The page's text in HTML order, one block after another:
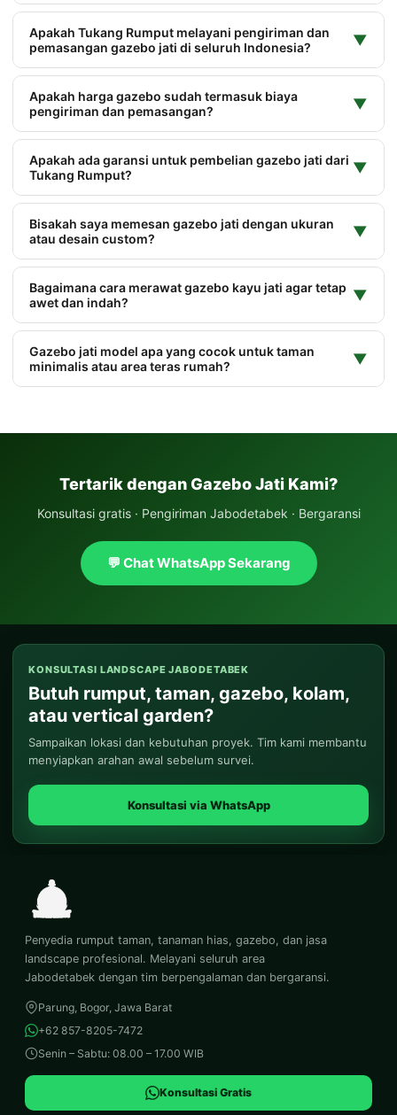
Apakah Tukang Rumput melayani pengiriman dan
pemasangan gazebo jati di seluruh Indonesia?
▼
Apakah harga gazebo sudah termasuk biaya
pengiriman dan pemasangan?
▼
Apakah ada garansi untuk pembelian gazebo jati dari
Tukang Rumput?
▼
Bisakah saya memesan gazebo jati dengan ukuran
atau desain custom?
▼
Bagaimana cara merawat gazebo kayu jati agar tetap
awet dan indah?
▼
Gazebo jati model apa yang cocok untuk taman
minimalis atau area teras rumah?
▼
Tertarik dengan Gazebo Jati Kami?
Konsultasi gratis · Pengiriman Jabodetabek · Bergaransi
💬 Chat WhatsApp Sekarang
KONSULTASI LANDSCAPE JABODETABEK
Butuh rumput, taman, gazebo, kolam,
atau vertical garden?
Sampaikan lokasi dan kebutuhan proyek. Tim kami membantu
menyiapkan arahan awal sebelum survei.
Konsultasi via WhatsApp
Penyedia rumput taman, tanaman hias, gazebo, dan jasa
landscape profesional. Melayani seluruh area
Jabodetabek dengan tim berpengalaman dan bergaransi.
Parung, Bogor, Jawa Barat
+62 857-8205-7472
Senin – Sabtu: 08.00 – 17.00 WIB
Konsultasi Gratis